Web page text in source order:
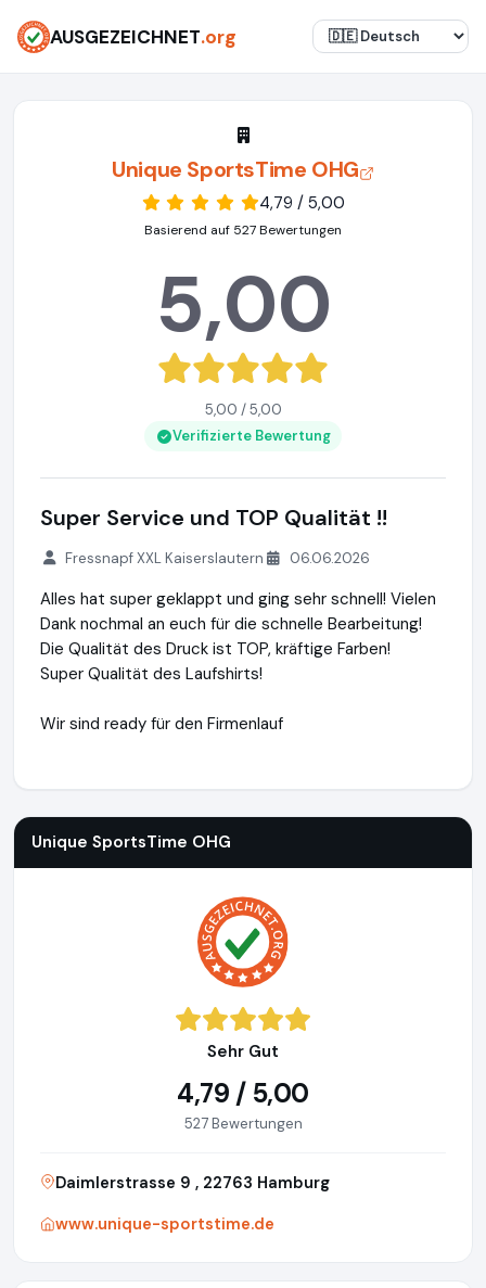
AUSGEZEICHNET.org
Unique SportsTime OHG
4,79 / 5,00
Basierend auf 527 Bewertungen
5,00
5,00 / 5,00
Verifizierte Bewertung
Super Service und TOP Qualität !!
Fressnapf XXL Kaiserslautern 06.06.2026
Alles hat super geklappt und ging sehr schnell! Vielen
Dank nochmal an euch für die schnelle Bearbeitung!
Die Qualität des Druck ist TOP, kräftige Farben!
Super Qualität des Laufshirts!
Wir sind ready für den Firmenlauf
Unique SportsTime OHG
Sehr Gut
4,79 / 5,00
527 Bewertungen
Daimlerstrasse 9 , 22763 Hamburg
www.unique-sportstime.de